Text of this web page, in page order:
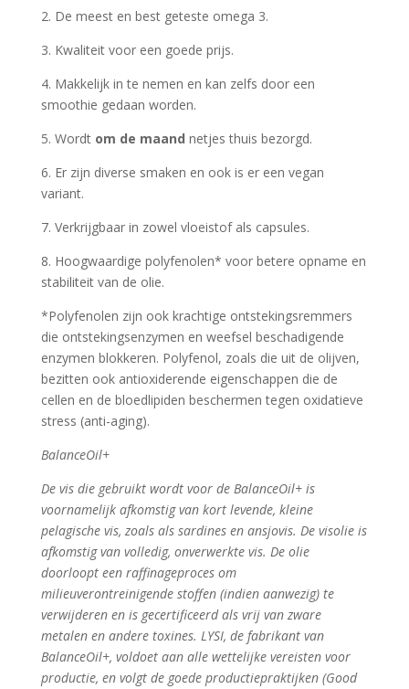
2. De meest en best geteste omega 3.
3. Kwaliteit voor een goede prijs.
4. Makkelijk in te nemen en kan zelfs door een
smoothie gedaan worden.
5. Wordt om de maand netjes thuis bezorgd.
6. Er zijn diverse smaken en ook is er een vegan
variant.
7. Verkrijgbaar in zowel vloeistof als capsules.
8. Hoogwaardige polyfenolen* voor betere opname en
stabiliteit van de olie.
*Polyfenolen zijn ook krachtige ontstekingsremmers
die ontstekingsenzymen en weefsel beschadigende
enzymen blokkeren. Polyfenol, zoals die uit de olijven,
bezitten ook antioxiderende eigenschappen die de
cellen en de bloedlipiden beschermen tegen oxidatieve
stress (anti-aging).
BalanceOil+
De vis die gebruikt wordt voor de BalanceOil+ is
voornamelijk afkomstig van kort levende, kleine
pelagische vis, zoals als sardines en ansjovis. De visolie is
afkomstig van volledig, onverwerkte vis. De olie
doorloopt een raffinageproces om
milieuverontreinigende stoffen (indien aanwezig) te
verwijderen en is gecertificeerd als vrij van zware
metalen en andere toxines. LYSI, de fabrikant van
BalanceOil+, voldoet aan alle wettelijke vereisten voor
productie, en volgt de goede productiepraktijken (Good